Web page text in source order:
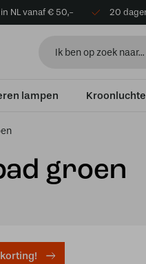
NL vanaf € 50,- 20
lampen
groen